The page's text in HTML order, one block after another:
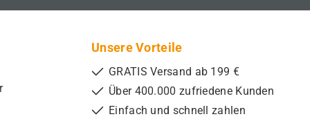
Unsere Vorteile
GRATIS Versand ab 199 €
Über 400.000 zufriedene Kunden
Einfach und schnell zahlen